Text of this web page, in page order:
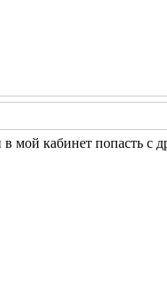
мой кабинет попасть с